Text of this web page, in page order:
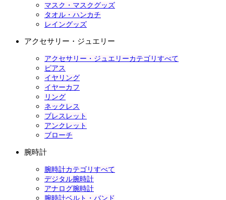
マスク・マスクグッズ
タオル・ハンカチ
レイングッズ
アクセサリー・ジュエリー
アクセサリー・ジュエリーカテゴリすべて
ピアス
イヤリング
イヤーカフ
リング
ネックレス
ブレスレット
アンクレット
ブローチ
腕時計
腕時計カテゴリすべて
デジタル腕時計
アナログ腕時計
腕時計ベルト・バンド